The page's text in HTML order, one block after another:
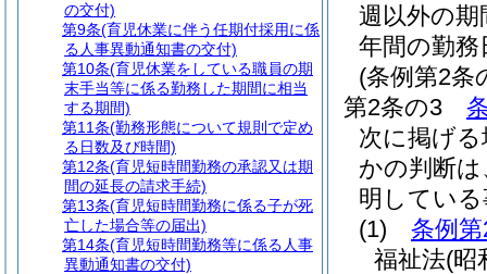
週以外の
年間の勤
(条例第2条
第2条の3
次に掲げ
かの判断
明してい
(1)
条例
福祉法(昭
の交付)
第9条(育児休業に伴う任期付採用に係
る人事異動通知書の交付)
第10条(育児休業をしている職員の期
末手当等に係る勤務した期間に相当
する期間)
第11条(勤務形態について規則で定め
る日数及び時間)
第12条(育児短時間勤務の承認又は期
間の延長の請求手続)
第13条(育児短時間勤務に係る子が死
亡した場合等の届出)
第14条(育児短時間勤務等に係る人事
異動通知書の交付)